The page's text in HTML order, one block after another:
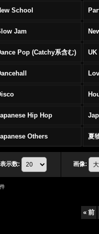
School
Jam
Pop (Catchy系含む) UK
Hip Hop
Others 夏
表示数: 画像:
件
« 前